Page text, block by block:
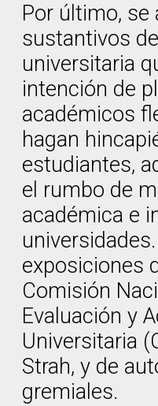
Por último,
sustantivos
universitaria
intención de
académicos
hagan
estudiantes,
el rumbo de
académica e
exposiciones
Comisión
Evaluación y
Universitaria
Strah, y de
gremiales.